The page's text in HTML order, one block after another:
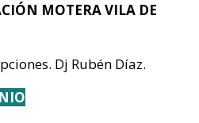
MOTERA VILA DE
Dj Rubén Díaz.